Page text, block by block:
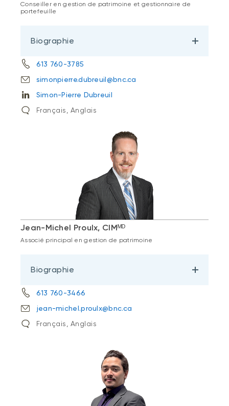
Conseiller en gestion de patrimoine et gestionnaire de
portefeuille
Biographie
613 760-3785
simonpierre.dubreuil@bnc.ca
Simon-Pierre Dubreuil
Français, Anglais
Jean-Michel Proulx, CIMᴹᴰ
Associé principal en gestion de patrimoine
Biographie
613 760-3466
jean-michel.proulx@bnc.ca
Français, Anglais